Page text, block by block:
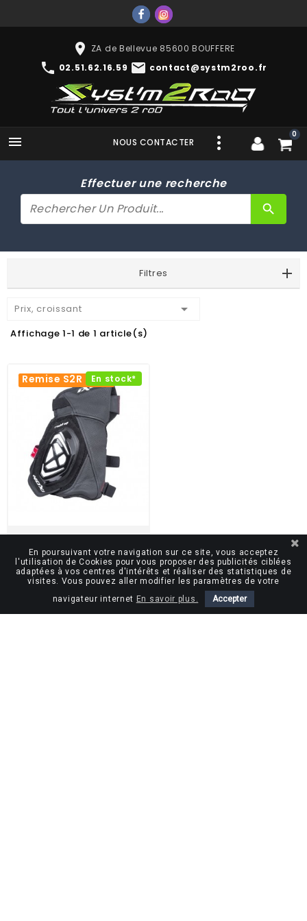
place ZA de Bellevue 85600 BOUFFERE
phone 02.51.62.16.59 mail contact@systm2roo.fr
 0
NOUS CONTACTER
Effectuer une recherche
search
Filtres
Prix, croissant 
Affichage 1-1 de 1 article(s)
En stock*
Remise S2R -10%
MIXTE IXON SLIDER HOLDER
103,49 € 114,99 €
En poursuivant votre navigation sur ce site, vous acceptez
l'utilisation de Cookies pour vous proposer des publicités ciblées
adaptées à vos centres d'intérêts et réaliser des statistiques de
visites. Vous pouvez aller modifier les paramètres de votre
navigateur internet En savoir plus. Accepter